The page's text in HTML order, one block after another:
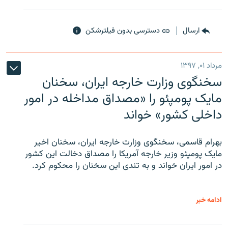
ارسال دسترسی بدون فیلترشکن
مرداد ۰۱, ۱۳۹۷
سخنگوی وزارت خارجه ایران، سخنان
مایک پومپئو را «مصداق مداخله در امور
داخلی کشور» خواند
بهرام قاسمی، سخنگوی وزارت خارجه ایران، سخنان اخیر
مایک پومپئو وزیر خارجه آمریکا را مصداق دخالت این کشور
در امور ایران خواند و به تندی این سخنان را محکوم کرد.
ادامه خبر